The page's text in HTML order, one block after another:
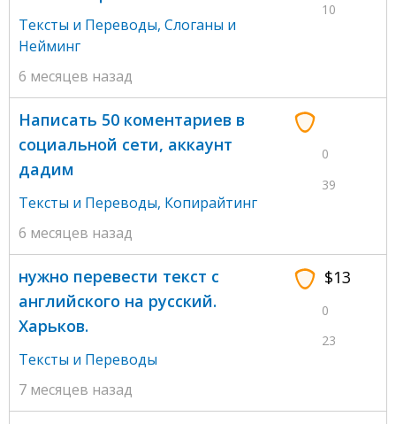
10
Тексты и Переводы, Слоганы и
Нейминг
6 месяцев назад
0
39
Написать 50 коментариев в
социальной сети, аккаунт
дадим
Тексты и Переводы, Копирайтинг
6 месяцев назад
$13
0
23
нужно перевести текст с
английского на русский.
Харьков.
Тексты и Переводы
7 месяцев назад